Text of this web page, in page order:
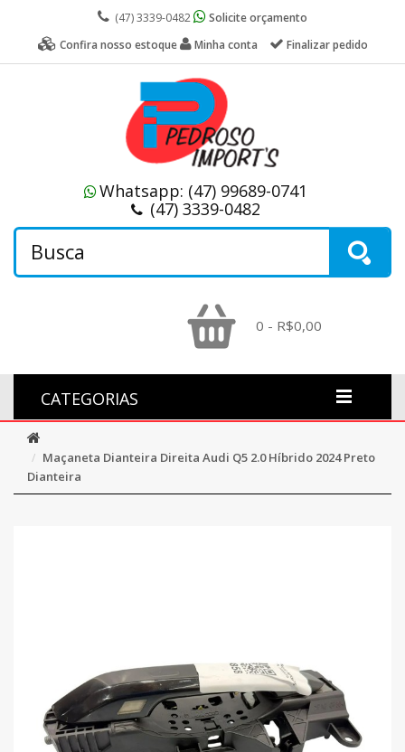
(47) 3339-0482
Solicite orçamento
Confira nosso estoque
Minha conta Finalizar pedido
Whatsapp: (47) 99689-0741
(47) 3339-0482
0 - R$0,00
CATEGORIAS
Maçaneta Dianteira Direita Audi Q5 2.0 Híbrido 2024 Preto
Dianteira